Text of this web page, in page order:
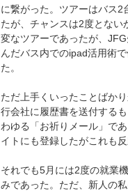
に繋がった。ツアーはバス2
たが、チャンスは2度とな
変なツアーであったが、
んだバス内でのipad活用術
た。
ただ上手くいったことばか
行会社に履歴書を送付する
わゆる「お祈りメール」で
イトにも登録したがこれも反
それでも5月には2度の就業
みであった。ただ、新人の